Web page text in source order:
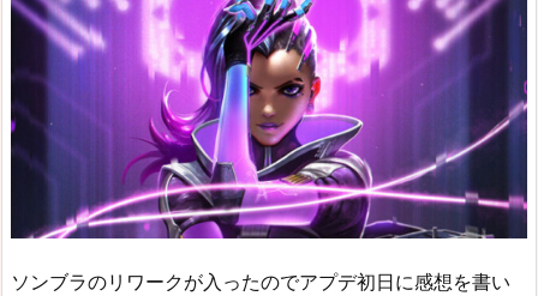
ソンブラのリワークが入ったのでアプデ初日に感想を書い